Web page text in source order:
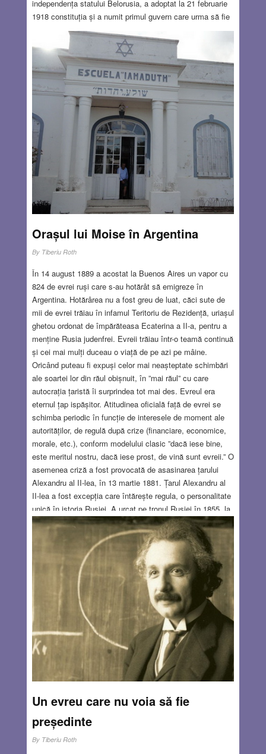
independența statului Belorusia, a adoptat la 21 februarie
1918 constituția și a numit primul guvern care urma să fie
validat după primele alegeri democratice. Statul cuprindea
un număr de 6 gubernii (Moghilev, Grodno, Vilna, Minsk,
Vitebsk, Smolensk ) locuite de ruși albi (bieloruși),
lituanieni, evrei și polonezi. Evreii reprezentau aproape
20% din populație, dar în unele localități urbane ei
constituiau peste 50%.(Bialystok, Vilna, Vitebsk) Noua
republică populară care între timp și-a cosmetizat
denumirea în republică democrată (deși nu a primit
recunoașterea oficială a statelor beligerante) și-a constituit
o armată proprie sub comanda generalului Stanislaw Bulak
Blaschowitz, care a devenit și primul șef de guvern al
Bielorusiei.
Read more…
SEP 3, 2020 5 COMMENTS
Orașul lui Moise în Argentina
By Tiberiu Roth
În 14 august 1889 a acostat la Buenos Aires un vapor cu
824 de evrei ruși care s-au hotărât să emigreze în
Argentina. Hotărârea nu a fost greu de luat, căci sute de
mii de evrei trăiau în infamul Teritoriu de Rezidență, uriașul
ghetou ordonat de împărăteasa Ecaterina a II-a, pentru a
menține Rusia judenfrei. Evreii trăiau într-o teamă continuă
și cei mai mulți duceau o viață de pe azi pe mâine.
Oricând puteau fi expuși celor mai neașteptate schimbări
ale soartei lor din răul obișnuit, în ”mai răul” cu care
autocrația țaristă îi surprindea tot mai des. Evreul era
eternul țap ispășitor. Atitudinea oficială față de evrei se
schimba periodic în funcție de interesele de moment ale
autorităților, de regulă după crize (financiare, economice,
morale, etc.), conform modelului clasic ”dacă iese bine,
este meritul nostru, dacă iese prost, de vină sunt evreii.” O
asemenea criză a fost provocată de asasinarea țarului
Alexandru al II-lea, în 13 martie 1881. Țarul Alexandru al
II-lea a fost excepția care întărește regula, o personalitate
unică în istoria Rusiei. A urcat pe tronul Rusiei în 1855, la
șapte ani după valul revoluționar din 1848, care a zguduit
întreaga Europă, dar care s-a oprit brusc la granițele celui
mai întins imperiu de pe continentul european. Se pune
întrebarea cine și de ce l-a asasinat pe acest țar luminat,
înzestrat cu indiscutabile calități umane, pe care le-a pus
în slujba progresului patriei sale și a supușilor săi? Greu
de răspuns! Urcarea la tron a lui Alexandru al III-lea a fost
semnalul de noi pogromuri sângeroase împotriva evreilor,
acuzați împotriva oricărei logici că ar fi răspunzători de
asasinarea țarului Alexandru al II-lea!
Read more…
10 COMMENTS
Un evreu care nu voia să fie
președinte
By Tiberiu Roth